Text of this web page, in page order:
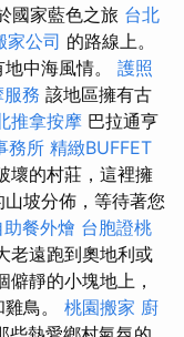
國家藍色之旅 台北
家公司 的路線上。
中海風情。 護照
務 該地區擁有古
推拿按摩 巴拉通亨
務所 精緻BUFFET
壞的村莊，這裡擁
坡分佈，等待著您
助餐外燴 台胞證桃
老遠跑到奧地利或
靜的小塊地上，
鳥。 桃園搬家 廚